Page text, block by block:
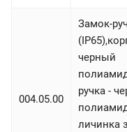
004.05.00
Замок-
черный
ручка -
личинка